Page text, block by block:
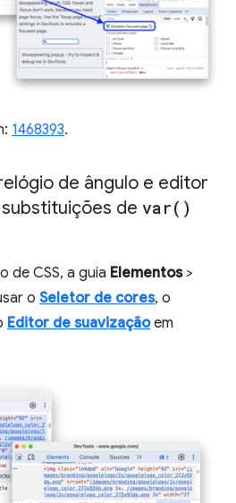
1468393.
de ângulo e editor
de var( )
de CSS, a guia Elementos>
o Seletor de cores, o
Editor de suavizaçãoem